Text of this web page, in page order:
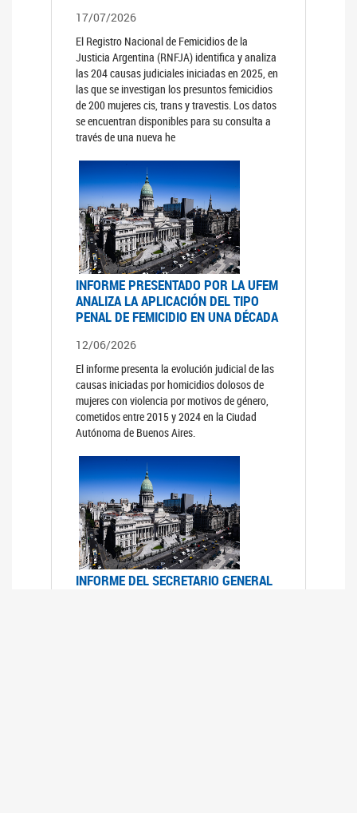
17/07/2026
El Registro Nacional de Femicidios de la
Justicia Argentina (RNFJA) identifica y analiza
las 204 causas judiciales iniciadas en 2025, en
las que se investigan los presuntos femicidios
de 200 mujeres cis, trans y travestis. Los datos
se encuentran disponibles para su consulta a
través de una nueva he
INFORME PRESENTADO POR LA UFEM
ANALIZA LA APLICACIÓN DEL TIPO
PENAL DE FEMICIDIO EN UNA DÉCADA
12/06/2026
El informe presenta la evolución judicial de las
causas iniciadas por homicidios dolosos de
mujeres con violencia por motivos de género,
cometidos entre 2015 y 2024 en la Ciudad
Autónoma de Buenos Aires.
INFORME DEL SECRETARIO GENERAL